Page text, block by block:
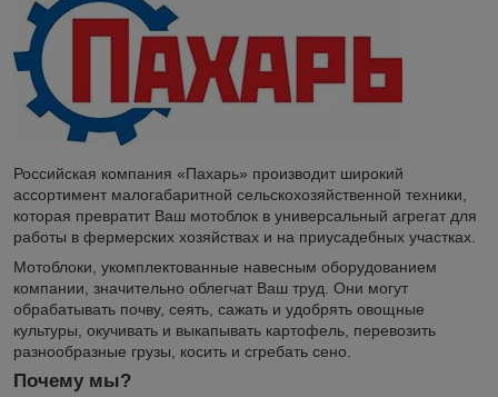
Российская компания «Пахарь» производит широкий
ассортимент малогабаритной сельскохозяйственной техники,
которая превратит Ваш мотоблок в универсальный агрегат для
работы в фермерских хозяйствах и на приусадебных участках.
Мотоблоки, укомплектованные навесным оборудованием
компании, значительно облегчат Ваш труд. Они могут
обрабатывать почву, сеять, сажать и удобрять овощные
культуры, окучивать и выкапывать картофель, перевозить
разнообразные грузы, косить и сгребать сено.
Почему мы?